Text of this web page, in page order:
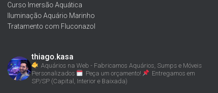
Curso Imersão Aquática
Iluminação Aquário Marinho
Tratamento com Fluconazol
thiago.kasa
Aquários na Web - Fabricamos Aquários, Sumps e Móveis
Personalizados
Peça um orçamento!
Entregamos em
SP/SP (Capital, Interior e Baixada)